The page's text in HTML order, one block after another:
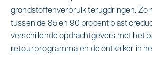
grondstoffenverbruik terugdringen. Zo
tussen de 85 en 90 procent
verschillende opdrachtgevers met het
retourprogrammaen de ontkalker in